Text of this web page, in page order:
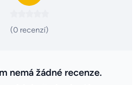
(0 recenzí)
nemá žádné recenze.